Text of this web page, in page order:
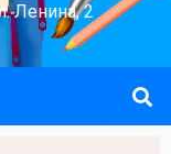
Ленина, 2